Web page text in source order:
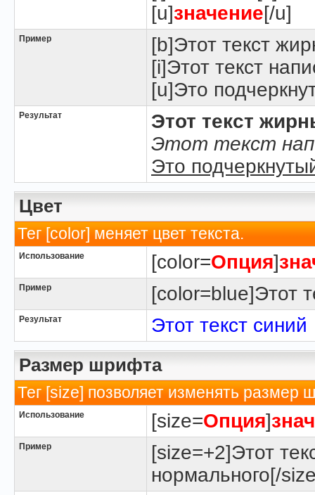
[u]значение[/u]
Пример
[b]Этот текст
[i]Этот текст
[u]Это
Результат
Этот текст
Этот текст
Это
Цвет
Тег [color] меняет цвет текста.
Использование [color=Опция]
Пример [color=blue]Этот
Результат Этот текст синий
Размер шрифта
Тег [size] позволяет изменять размер
Использование [size=Опция]
Пример
[size=+2]Этот
нормального[/